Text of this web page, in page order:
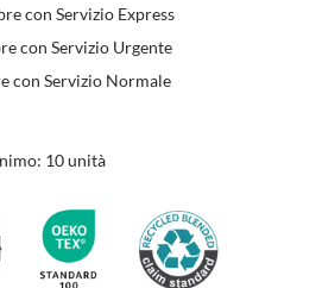
con Servizio Express
con Servizio Urgente
con Servizio Normale
10 unità